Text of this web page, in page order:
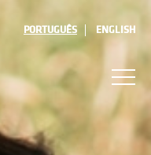
PORTUGUÊS ENGLISH